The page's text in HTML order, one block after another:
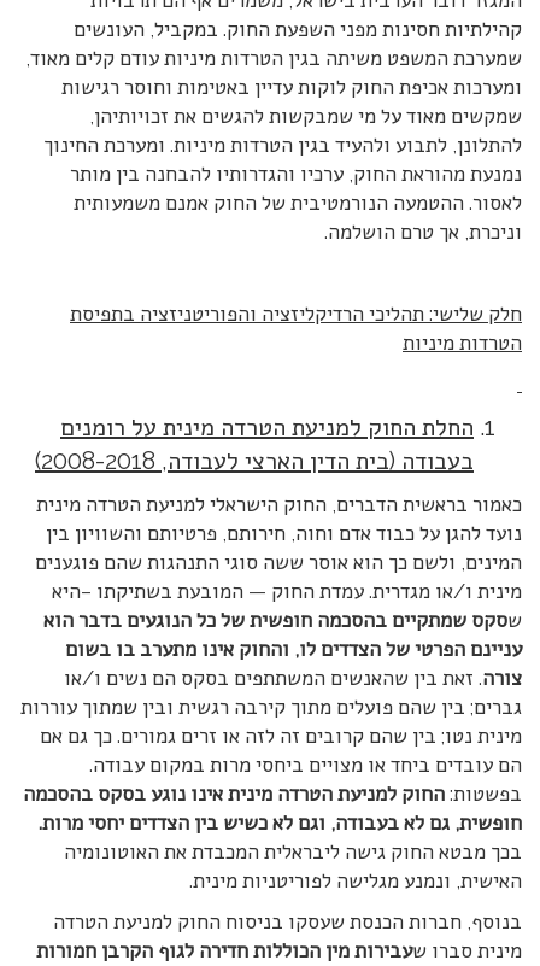
קהילתיות חסינות מפני השפעת החוק. במקביל, העונשים
שמערכת המשפט משיתה בגין הטרדות מיניות עודם קלים מאוד,
ומערכות אכיפת החוק לוקות עדיין באטימות וחוסר רגישות
שמקשים מאוד על מי שמבקשות להגשים את זכויותיהן,
להתלונן, לתבוע ולהעיד בגין הטרדות מיניות. ומערכת החינוך
נמנעת מהוראת החוק, ערכיו והגדרותיו להבחנה בין מותר
לאסור. ההטמעה הנורמטיבית של החוק אמנם משמעותית
וניכרת, אך טרם הושלמה.
חלק שלישי: תהליכי הרדיקליזציה והפוריטניזציה בתפיסת
הטרדות מיניות
החלת החוק למניעת הטרדה מינית על רומנים
בעבודה (בית הדין הארצי לעבודה, 2008-2018)
כאמור בראשית הדברים, החוק הישראלי למניעת הטרדה מינית
נועד להגן על כבוד אדם וחוה, חירותם, פרטיותם והשוויון בין
המינים, ולשם כך הוא אוסר ששה סוגי התנהגות שהם פוגענים
מינית ו/או מגדרית. עמדת החוק — המובעת בשתיקתו –היא
שסקס שמתקיים בהסכמה חופשית של כל הנוגעים בדבר הוא
עניינם הפרטי של הצדדים לו, והחוק אינו מתערב בו בשום
צורה. זאת בין שהאנשים המשתתפים בסקס הם נשים ו/או
גברים; בין שהם פועלים מתוך קירבה רגשית ובין שמתוך עוררות
מינית נטו; בין שהם קרובים זה לזה או זרים גמורים. כך גם אם
הם עובדים ביחד או מצויים ביחסי מרות במקום עבודה.
בפשטות: החוק למניעת הטרדה מינית אינו נוגע בסקס בהסכמה
חופשית, גם לא בעבודה, וגם לא כשיש בין הצדדים יחסי מרות.
בכך מבטא החוק גישה ליבראלית המכבדת את האוטונומיה
האישית, ונמנע מגלישה לפוריטניות מינית.
בנוסף, חברות הכנסת שעסקו בניסוח החוק למניעת הטרדה
מינית סברו שעבירות מין הכוללות חדירה לגוף הקרבן חמורות